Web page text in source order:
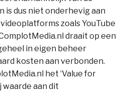
is dus niet onderhevig aan
zoals YouTube
draait op een
in eigen beheer
kosten aan verbonden.
het ‘Value for
waarde aan dit